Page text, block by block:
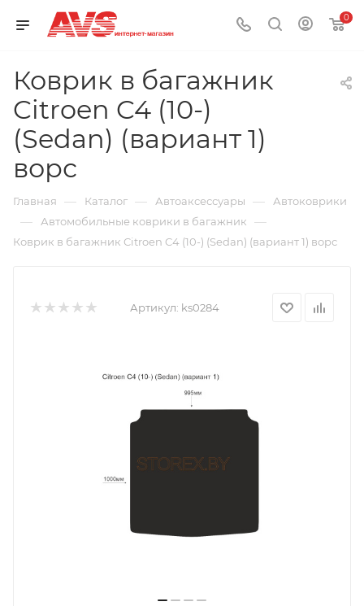
0
Коврик в багажник
Citroen C4 (10-)
(Sedan) (вариант 1)
ворс
Главная — Каталог — Автоаксессуары — Автоковрики
— Автомобильные коврики в багажник —
Коврик в багажник Citroen C4 (10-) (Sedan) (вариант 1) ворс
Артикул: ks0284